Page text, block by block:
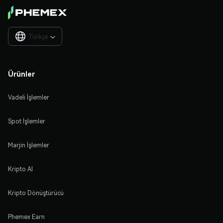
Türkçe 
Ürünler
Vadeli İşlemler
Spot İşlemler
Marjin İşlemler
Kripto Al
Kripto Dönüştürücü
Phemex Earn